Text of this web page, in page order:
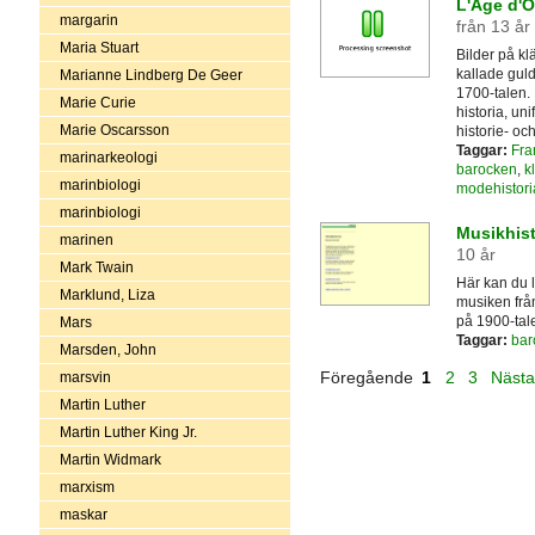
margarin
Maria Stuart
Marianne Lindberg De Geer
Marie Curie
Marie Oscarsson
marinarkeologi
marinbiologi
marinbiologi
marinen
Mark Twain
Marklund, Liza
Mars
Marsden, John
marsvin
Martin Luther
Martin Luther King Jr.
Martin Widmark
marxism
maskar
L'Age
från 13 år
Bilder på
kallade
1700-talen.
historia,
historie-
Taggar:
barocken,
10 år
Här kan du
musiken
på 1900-
Taggar:
Föregående 1 2 3